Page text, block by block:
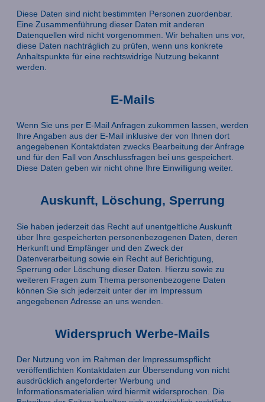
Diese Daten sind nicht bestimmten Personen zuordenbar.
Eine Zusammenführung dieser Daten mit anderen
Datenquellen wird nicht vorgenommen. Wir behalten uns vor,
diese Daten nachträglich zu prüfen, wenn uns konkrete
Anhaltspunkte für eine rechtswidrige Nutzung bekannt
werden.
E-Mails
Wenn Sie uns per E-Mail Anfragen zukommen lassen, werden
Ihre Angaben aus der E-Mail inklusive der von Ihnen dort
angegebenen Kontaktdaten zwecks Bearbeitung der Anfrage
und für den Fall von Anschlussfragen bei uns gespeichert.
Diese Daten geben wir nicht ohne Ihre Einwilligung weiter.
Auskunft, Löschung, Sperrung
Sie haben jederzeit das Recht auf unentgeltliche Auskunft
über Ihre gespeicherten personenbezogenen Daten, deren
Herkunft und Empfänger und den Zweck der
Datenverarbeitung sowie ein Recht auf Berichtigung,
Sperrung oder Löschung dieser Daten. Hierzu sowie zu
weiteren Fragen zum Thema personenbezogene Daten
können Sie sich jederzeit unter der im Impressum
angegebenen Adresse an uns wenden.
Widerspruch Werbe-Mails
Der Nutzung von im Rahmen der Impressumspflicht
veröffentlichten Kontaktdaten zur Übersendung von nicht
ausdrücklich angeforderter Werbung und
Informationsmaterialien wird hiermit widersprochen. Die